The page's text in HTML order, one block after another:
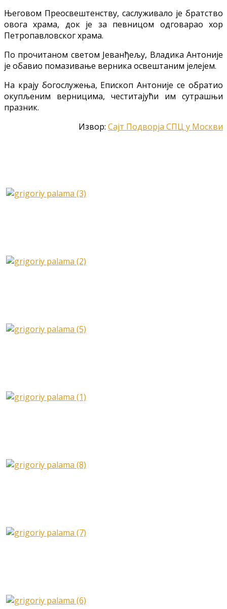
Његовом Преосвештенству, саслуживало је братство
овога храма, док је за певницом одговарао хор
Петропавловског храма.
По прочитаном светом Јеванђељу, Владика Антоније
је обавио помазивање верника освештаним јелејем.
На крају богослужења, Епископ Антоније се обратио
окупљеним верницима, честитајући им сутрашњи
празник.
Извор: Сајт Подворја СПЦ у Москви